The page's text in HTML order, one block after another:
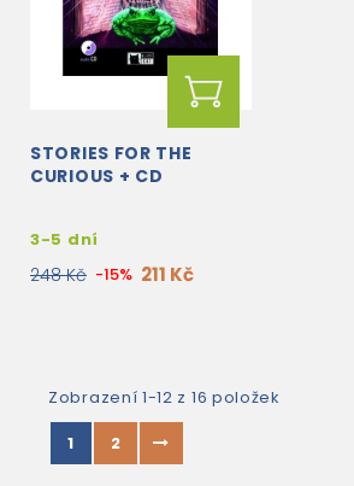
STORIES FOR THE
CURIOUS + CD
3-5 dní
248 Kč -15% 211 Kč
Zobrazení 1-12 z 16 položek
1
2